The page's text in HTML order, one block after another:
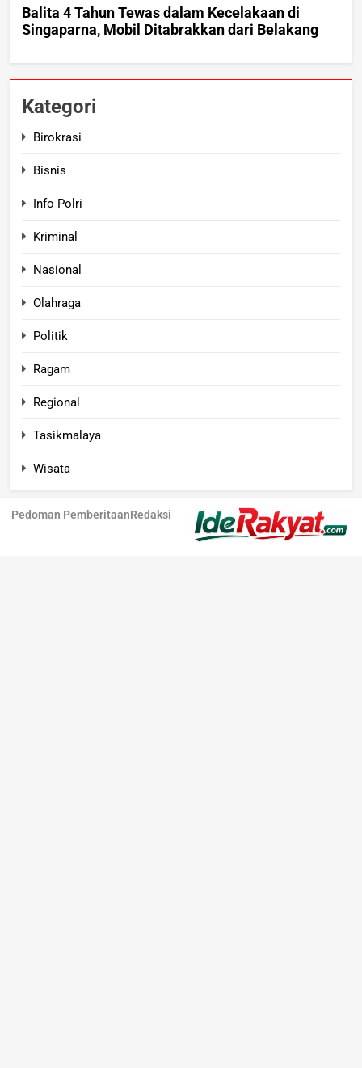
Kategori
Birokrasi
Bisnis
Info Polri
Kriminal
Nasional
Olahraga
Politik
Ragam
Regional
Tasikmalaya
Wisata
Pedoman PemberitaanRedaksi